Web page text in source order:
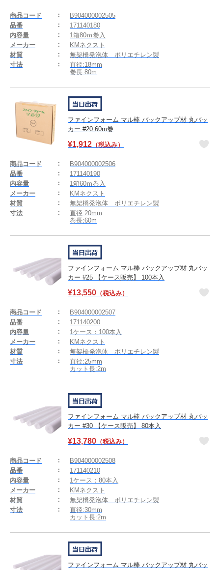
商品コード
B904000002505
品番
171140180
内容量
1箱80ｍ巻入
メーカー
KMネクスト
材質
無架橋発泡体 ポリエチレン製
寸法
直径:18mm
巻長:80m
ファインフォーム マル棒 バックアップ材 丸バッ
カー #20 60m巻
¥1,912 （税込み）
商品コード
B904000002506
品番
171140190
内容量
1箱60ｍ巻入
メーカー
KMネクスト
材質
無架橋発泡体 ポリエチレン製
寸法
直径:20mm
巻長:60m
ファインフォーム マル棒 バックアップ材 丸バッ
カー #25 【ケース販売】 100本入
¥13,550 （税込み）
商品コード
B904000002507
品番
171140200
内容量
1ケース：100本入
メーカー
KMネクスト
材質
無架橋発泡体 ポリエチレン製
寸法
直径:25mm
カット長:2m
ファインフォーム マル棒 バックアップ材 丸バッ
カー #30 【ケース販売】 80本入
¥13,780 （税込み）
商品コード
B904000002508
品番
171140210
内容量
1ケース：80本入
メーカー
KMネクスト
材質
無架橋発泡体 ポリエチレン製
寸法
直径:30mm
カット長:2m
ファインフォーム マル棒 バックアップ材 丸バッ